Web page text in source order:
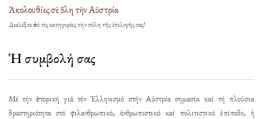
Ἀκολουθίες σὲ ὅλη τὴν Αὐστρία
Διαλέξτε ἀπὸ τὶς κατηγορίες τὴν πόλη τῆς ἐπιλογῆς σας!
Ἡ συμβολή σας
Μέ τήν ἱστορική γιά τόν Ἑλληνισμό στήν Αὐστρία σημασία καί τή πλούσια
δραστηριότητα στό φιλανθρωπικό, ἀνθρωπιστικό καί πολιτιστικό ἐπίπεδο, ἡ